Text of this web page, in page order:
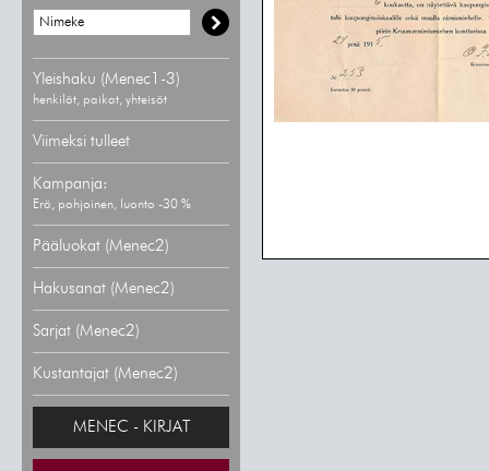
Yleishaku (Menec1-3)
henkilöt, paikat, yhteisöt
Viimeksi tulleet
Kampanja:
Erä, pohjoinen, luonto -30 %
Pääluokat (Menec2)
Hakusanat (Menec2)
Sarjat (Menec2)
Kustantajat (Menec2)
MENEC - KIRJAT